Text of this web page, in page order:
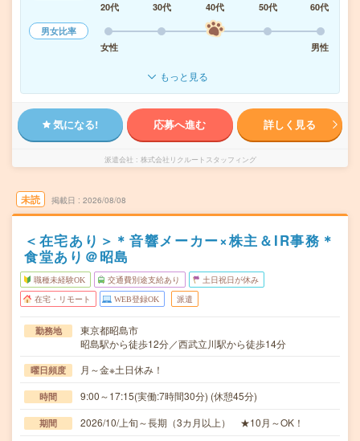
20代
30代 40代 50代
60代
男女比率
女性
男性
もっと見る
気になる! 応募へ進む 詳しく見る
派遣会社 株式会社リクルートスタッフィング
未読 掲載日 2026/08/08
＜在宅あり＞＊音響メーカー×株主＆IR事務＊
食堂あり＠昭島
職種未経験OK 交通費別途支給あり 土日祝日が休み
在宅・リモート WEB登録OK 派遣
勤務地
東京都昭島市
昭島駅から徒歩12分／西武立川駅から徒歩14分
曜日頻度 月～金※土日休み！
時間 9:00～17:15(実働:7時間30分) (休憩45分)
期間 2026/10/上旬～長期（3カ月以上） ★10月～OK！